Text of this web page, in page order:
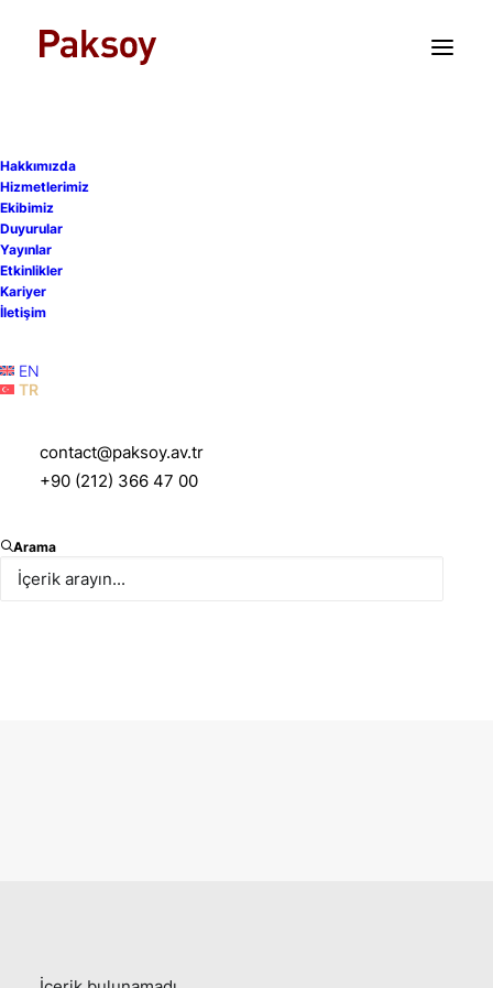
Hakkımızda
Hizmetlerimiz
Ekibimiz
Duyurular
Yayınlar
Etkinlikler
Kariyer
İletişim
EN
TR
contact@paksoy.av.tr
+90 (212) 366 47 00
Arama